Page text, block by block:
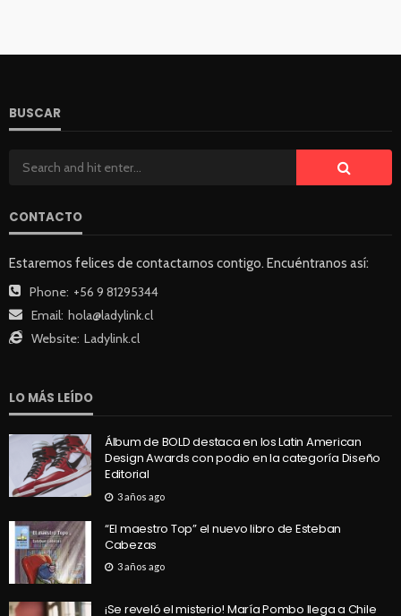
BUSCAR
CONTACTO
Estaremos felices de contactarnos contigo. Encuéntranos así:
Phone: +56 9 81295344
Email: hola@ladylink.cl
Website: Ladylink.cl
LO MÁS LEÍDO
Álbum de BOLD destaca en los Latin American
Design Awards con podio en la categoría Diseño
Editorial
3 años ago
“El maestro Top” el nuevo libro de Esteban
Cabezas
3 años ago
¡Se reveló el misterio! María Pombo llega a Chile